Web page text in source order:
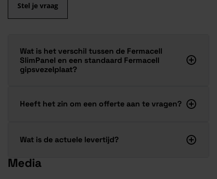
Stel je vraag
Wat is het verschil tussen de Fermacell
SlimPanel en een standaard Fermacell
gipsvezelplaat?
Heeft het zin om een offerte aan te vragen?
Wat is de actuele levertijd?
Media